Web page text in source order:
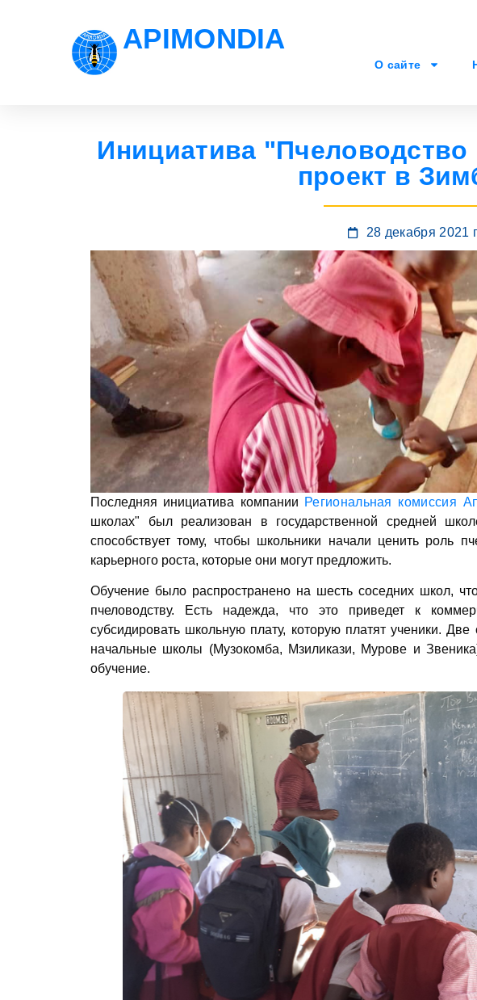
APIMONDIA
О сайте
Инициатива
проект в
28 декабря 2021
Последняя инициатива компании Региональная комиссия
школах" был реализован в государственной средней
способствует тому, чтобы школьники начали ценить роль
карьерного роста, которые они могут предложить.
Обучение было распространено на шесть соседних школ,
пчеловодству. Есть надежда, что это приведет к
субсидировать школьную плату, которую платят ученики.
начальные школы (Музокомба, Мзиликази, Мурове и
обучение.